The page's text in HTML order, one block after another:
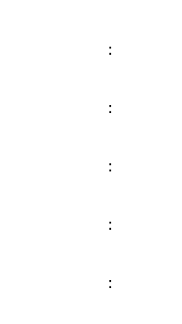
:
:
:
:
: